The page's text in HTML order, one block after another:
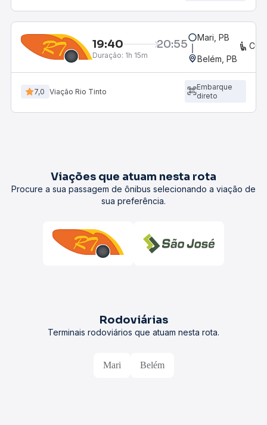
19:40 20:55
Duração: 1h 15m
Mari, PB
Belém, PB
7,0 Viação Rio Tinto
Embarque
direto
Viações que atuam nesta rota
Procure a sua passagem de ônibus selecionando a viação de
sua preferência.
Rodoviárias
Terminais rodoviários que atuam nesta rota.
Mari Belém